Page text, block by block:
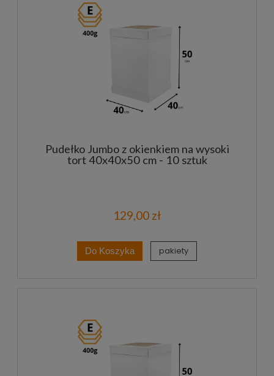
Pudełko Jumbo z okienkiem na wysoki
tort 40x40x50 cm - 10 sztuk
129,00 zł
Do Koszyka pakiety